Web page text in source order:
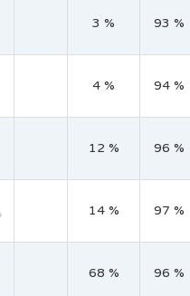
3 % 93 %
4 % 94 %
12 % 96 %
14 % 97 %
68 % 96 %